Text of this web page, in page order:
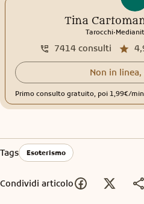
Tina
Tarocchi.
7414 consulti
Non in
Primo consulto gratuito, poi 1,99€/min
Tags Esoterismo
Condividi articolo